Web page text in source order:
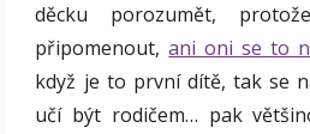
děcku porozumět,
připomenout,ani oni se to
když je to první dítě, tak se
učí být rodičem… pak